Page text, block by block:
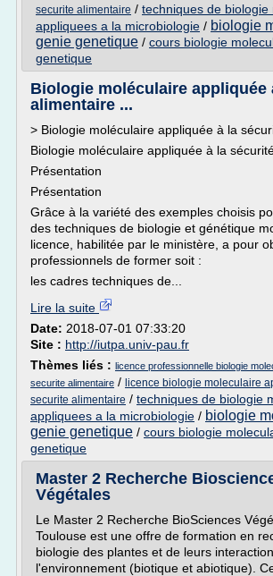
securite alimentaire / techniques de biologie
appliquees a la microbiologie / biologie
genie genetique / cours biologie
genetique
Biologie moléculaire appliquée
alimentaire ...
> Biologie moléculaire appliquée à la
Biologie moléculaire appliquée à la
Présentation
Présentation
Grâce à la variété des exemples choisis
des techniques de biologie et génétique
licence, habilitée par le ministère, a pour
professionnels de former soit :
les cadres techniques de...
Lire la suite
Date: 2018-07-01 07:33:20
Site : http://iutpa.univ-pau.fr
Thèmes liés : licence professionnelle biologie
securite alimentaire / licence biologie moleculaire
securite alimentaire / techniques de biologie
appliquees a la microbiologie / biologie
genie genetique / cours biologie
genetique
Master 2 Recherche
Végétales
Le Master 2 Recherche BioSciences
Toulouse est une offre de formation en
biologie des plantes et de leurs
l'environnement (biotique et abiotique).